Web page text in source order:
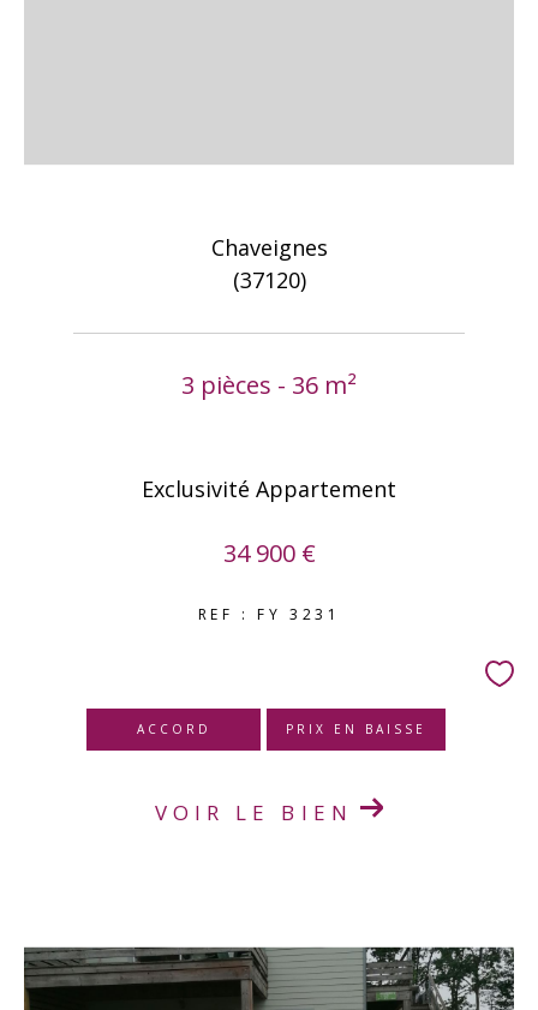
Chaveignes
(37120)
3 pièces - 36 m²
Exclusivité Appartement
34 900 €
REF : FY 3231
ACCORD PRIX EN BAISSE
VOIR LE BIEN